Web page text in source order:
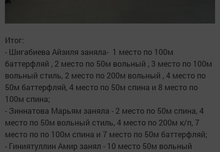
Итог:
- Шигабиева Айзиля заняла- 1 место по 100м
баттерфляй , 2 место по 50м вольный , 3 место по 100м
вольный стиль, 2 место по 200м вольный , 4 место по
50м баттерфляй, 4 место по 50м спина и 8 место по
100м спина;
- Зиннатова Марьям заняла - 2 место по 50м спина, 4
место по 50м вольный стиль, 4 место по 200м к/п, 7
место по по 100м спина и 7 место по 50м баттерфляй;
- Гиниятуллин Амир занял - 10 место 50м вольный